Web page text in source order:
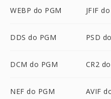
WEBP do PGM JFIF
DDS do PGM PSD
DCM do PGM CR2
NEF do PGM AVIF